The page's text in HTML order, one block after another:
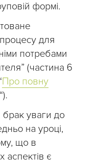
формі.
для
потребами
(частина 6
Про повну
“).
уваги до
на уроці,
що в
аспектів є